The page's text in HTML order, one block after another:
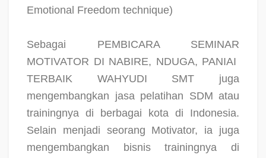
Emotional Freedom technique)
Sebagai PEMBICARA SEMINAR
MOTIVATOR DI NABIRE, NDUGA, PANIAI
TERBAIK WAHYUDI SMT juga
mengembangkan jasa pelatihan SDM atau
trainingnya di berbagai kota di Indonesia.
Selain menjadi seorang Motivator, ia juga
mengembangkan bisnis trainingnya di